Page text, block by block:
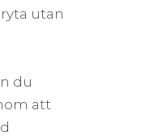
utan
du
att